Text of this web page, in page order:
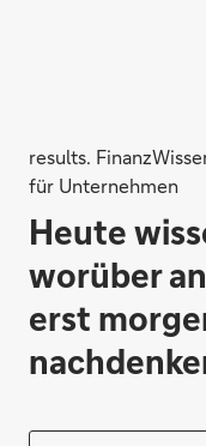
results.
für Unternehmen
Heute
worüber
erst